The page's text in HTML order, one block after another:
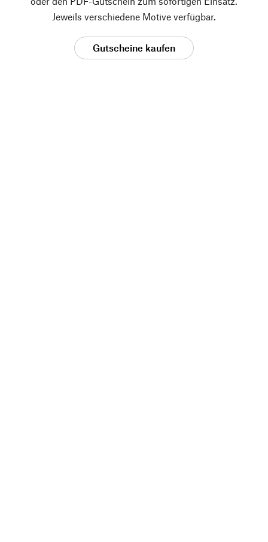
Jeweils verschiedene Motive verfügbar.
Gutscheine kaufen